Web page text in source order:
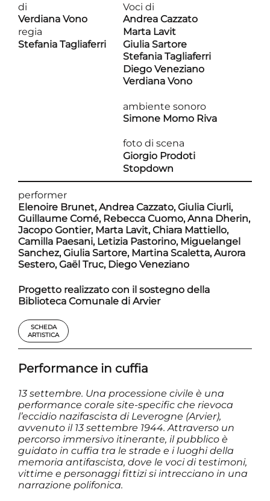
di
Verdiana Vono
regia
Stefania Tagliaferri
Voci di
Andrea Cazzato
Marta Lavit
Giulia Sartore
Stefania Tagliaferri
Diego Veneziano
Verdiana Vono
ambiente sonoro
Simone Momo Riva
foto di scena
Giorgio Prodoti
Stopdown
performer
Elenoire Brunet, Andrea Cazzato, Giulia Ciurli,
Guillaume Comé, Rebecca Cuomo, Anna Dherin,
Jacopo Gontier, Marta Lavit, Chiara Mattiello,
Camilla Paesani, Letizia Pastorino, Miguelangel
Sanchez, Giulia Sartore, Martina Scaletta, Aurora
Sestero, Gaël Truc, Diego Veneziano
Progetto realizzato con il sostegno della
Biblioteca Comunale di Arvier
SCHEDA
ARTISTICA
Performance in cuffia
13 settembre. Una processione civile è una
performance corale site-specific che rievoca
l’eccidio nazifascista di Leverogne (Arvier),
avvenuto il 13 settembre 1944. Attraverso un
percorso immersivo itinerante, il pubblico è
guidato in cuffia tra le strade e i luoghi della
memoria antifascista, dove le voci di testimoni,
vittime e personaggi fittizi si intrecciano in una
narrazione polifonica.